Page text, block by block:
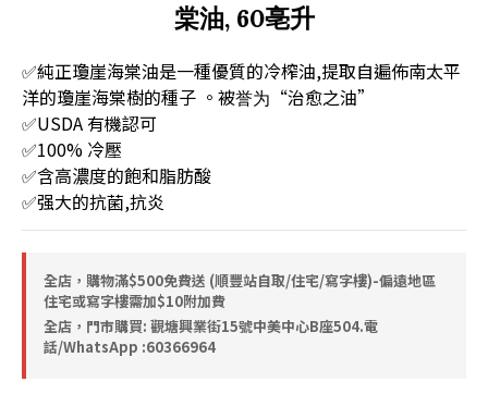
棠油, 60亳升
✅純正瓊崖海棠油是一種優質的冷榨油,提取自遍佈南太平
洋的瓊崖海棠樹的種子 。被誉为“治愈之油”
✅USDA 有機認可
✅100% 冷壓
✅含高濃度的飽和脂肪酸
✅强大的抗菌,抗炎
全店，購物滿$500免費送 (順豐站自取/住宅/寫字樓)-偏遠地區
住宅或寫字樓需加$10附加費
全店，門市購買: 觀塘興業街15號中美中心B座504.電
話/WhatsApp :60366964